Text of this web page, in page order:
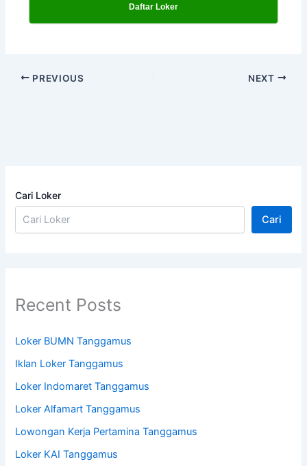
Daftar Loker
PREVIOUS NEXT
Cari Loker
Cari
Recent Posts
Loker BUMN Tanggamus
Iklan Loker Tanggamus
Loker Indomaret Tanggamus
Loker Alfamart Tanggamus
Lowongan Kerja Pertamina Tanggamus
Loker KAI Tanggamus